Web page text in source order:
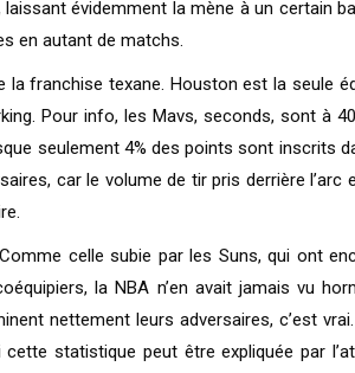
laissant évidemment la mène à un
en autant de matchs.
franchise texane. Houston est la seule
Pour info, les Mavs, seconds, sont à
seulement 4% des points sont inscrits
car le volume de tir pris derrière
celle subie par les Suns, qui ont
la NBA n’en avait jamais vu
nettement leurs adversaires, c’est
statistique peut être expliquée par